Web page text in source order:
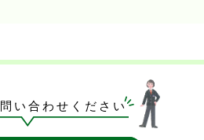
い合わせください